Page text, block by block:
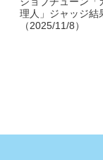
理人」ジャッジ結
（2025/11/8）